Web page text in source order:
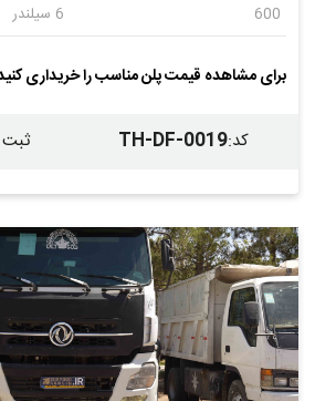
600
6 سیلندر
برای مشاهده قیمت پلن مناسب را خریداری
کد:
TH-DF-0019